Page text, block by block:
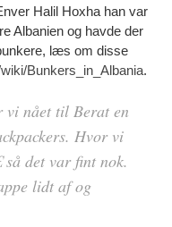
Halil Hoxha han var
Albanien og havde der
læs om disse
Bunkers_in_Albania.
vi nået til Berat en
Hvor vi
så det var fint nok.
lidt af og